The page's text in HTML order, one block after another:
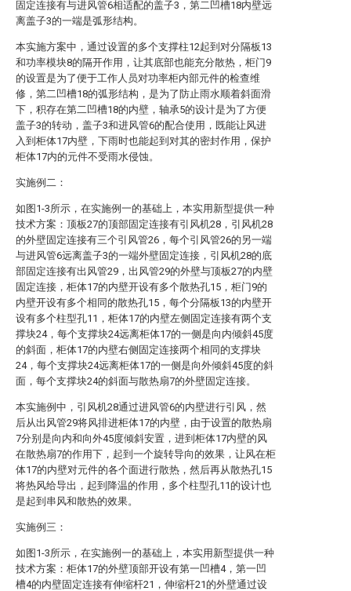
固定连接有与进风管6相适配的盖子3，第二凹槽18内壁远
离盖子3的一端是弧形结构。
本实施方案中，通过设置的多个支撑柱12起到对分隔板13
和功率模块8的隔开作用，让其底部也能充分散热，柜门9
的设置是为了便于工作人员对功率柜内部元件的检查维
修，第二凹槽18的弧形结构，是为了防止雨水顺着斜面滑
下，积存在第二凹槽18的内壁，轴承5的设计是为了方便
盖子3的转动，盖子3和进风管6的配合使用，既能让风进
入到柜体17内壁，下雨时也能起到对其的密封作用，保护
柜体17内的元件不受雨水侵蚀。
实施例二：
如图1-3所示，在实施例一的基础上，本实用新型提供一种
技术方案：顶板27的顶部固定连接有引风机28，引风机28
的外壁固定连接有三个引风管26，每个引风管26的另一端
与进风管6远离盖子3的一端外壁固定连接，引风机28的底
部固定连接有出风管29，出风管29的外壁与顶板27的内壁
固定连接，柜体17的内壁开设有多个散热孔15，柜门9的
内壁开设有多个相同的散热孔15，每个分隔板13的内壁开
设有多个柱型孔11，柜体17的内壁左侧固定连接有两个支
撑块24，每个支撑块24远离柜体17的一侧是向内倾斜45度
的斜面，柜体17的内壁右侧固定连接两个相同的支撑块
24，每个支撑块24远离柜体17的一侧是向外倾斜45度的斜
面，每个支撑块24的斜面与散热扇7的外壁固定连接。
本实施例中，引风机28通过进风管6的内壁进行引风，然
后从出风管29将风排进柜体17的内壁，由于设置的散热扇
7分别是向内和向外45度倾斜安置，进到柜体17内壁的风
在散热扇7的作用下，起到一个旋转导向的效果，让风在柜
体17的内壁对元件的各个面进行散热，然后再从散热孔15
将热风给导出，起到降温的作用，多个柱型孔11的设计也
是起到串风和散热的效果。
实施例三：
如图1-3所示，在实施例一的基础上，本实用新型提供一种
技术方案：柜体17的外壁顶部开设有第一凹槽4，第一凹
槽4的内壁固定连接有伸缩杆21，伸缩杆21的外壁通过设